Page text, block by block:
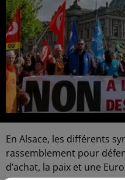
En Alsace, les différents
rassemblement pour
d’achat, la paix et une